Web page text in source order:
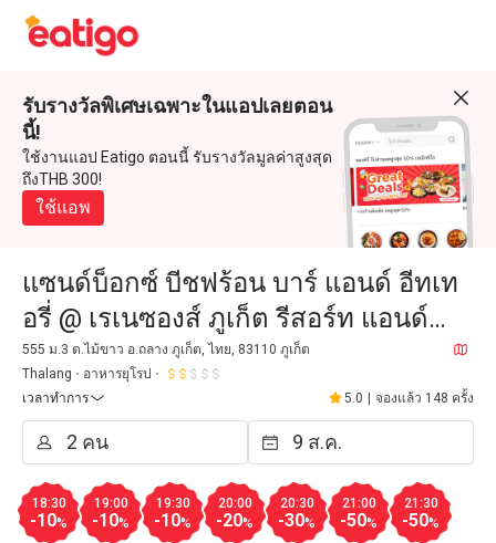
รับรางวัลพิเศษเฉพาะในแอปเลยตอน
นี้!
ใช้งานแอป Eatigo ตอนนี้ รับรางวัลมูลค่าสูงสุด
ถึงTHB 300!
ใช้แอพ
แซนด์บ็อกซ์ บีชฟร้อน บาร์ แอนด์ อีทเท
อรี่ @ เรเนซองส์ ภูเก็ต รีสอร์ท แอนด์
สปา
555 ม.3 ต.ไม้ขาว อ.ถลาง ภูเก็ต, ไทย, 83110 ภูเก็ต
Thalang
อาหารยุโรป
เวลาทำการ
5.0 จองแล้ว 148 ครั้ง
18:30
-10%
19:00
-10%
19:30
-10%
20:00
-20%
20:30
-30%
21:00
-50%
21:30
-50%